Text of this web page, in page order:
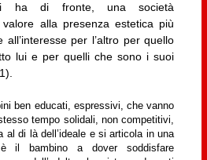
ha di fronte, una società
valore alla presenza estetica più
per l’altro per quello
lui e per quelli che sono i suoi
ben educati, espressivi, che vanno
tempo solidali, non competitivi,
al di là dell’ideale e si articola in una
il bambino a dover soddisfare